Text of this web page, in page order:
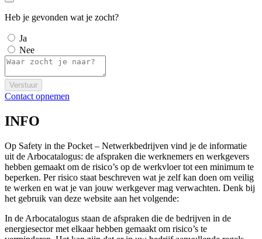
Heb je gevonden wat je zocht?
Ja
Nee
Verstuur
Contact opnemen
INFO
Op Safety in the Pocket – Netwerkbedrijven vind je de informatie
uit de Arbocatalogus: de afspraken die werknemers en werkgevers
hebben gemaakt om de risico’s op de werkvloer tot een minimum te
beperken. Per risico staat beschreven wat je zelf kan doen om veilig
te werken en wat je van jouw werkgever mag verwachten. Denk bij
het gebruik van deze website aan het volgende:
In de Arbocatalogus staan de afspraken die de bedrijven in de
energiesector met elkaar hebben gemaakt om risico’s te